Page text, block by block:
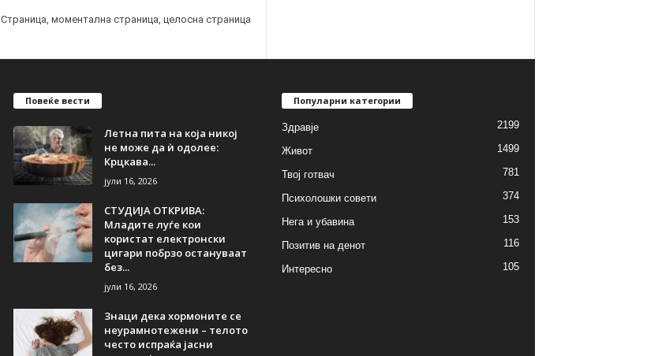
Страница, моментална страница, целосна страница
Повеќе вести
Летна пита на која никој
не може да ѝ одолее:
Крцкава...
јули 16, 2026
СТУДИЈА ОТКРИВА:
Младите луѓе кои
користат електронски
цигари побрзо остануваат
без...
јули 16, 2026
Знаци дека хормоните се
неурамнотежени – телото
често испраќа јасни
Популарни категории
Здравје 2199
Живот 1499
Твој готвач 781
Психолошки совети 374
Нега и убавина 153
Позитив на денот 116
Интересно 105